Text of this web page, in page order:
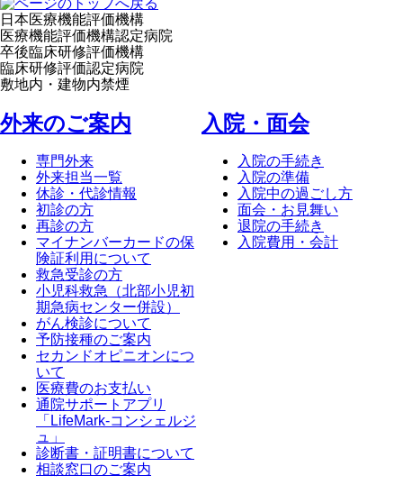
日本医療機能評価機構
医療機能評価機構認定病院
卒後臨床研修評価機構
臨床研修評価認定病院
敷地内・建物内禁煙
外来のご案内
専門外来
外来担当一覧
休診・代診情報
初診の方
再診の方
マイナンバーカードの保
険証利用について
救急受診の方
小児科救急（北部小児初
期急病センター併設）
がん検診について
予防接種のご案内
セカンドオピニオンにつ
いて
医療費のお支払い
通院サポートアプリ
「LifeMark-コンシェルジ
ュ」
診断書・証明書について
相談窓口のご案内
⼊院・⾯会
入院の手続き
入院の準備
入院中の過ごし方
面会・お見舞い
退院の手続き
入院費用・会計